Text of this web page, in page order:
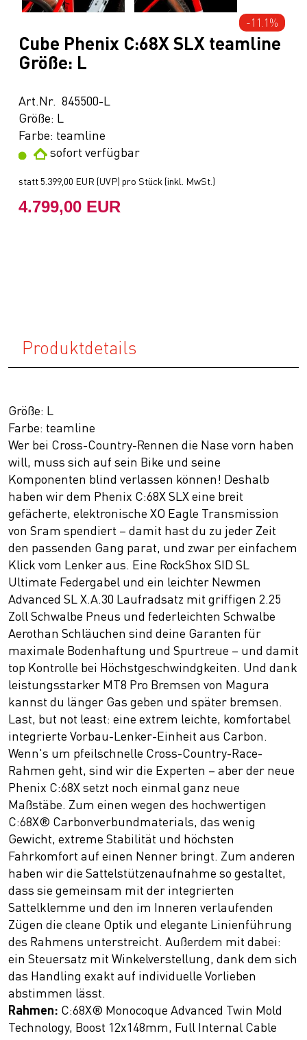
-11.1%
Cube Phenix C:68X SLX teamline
Größe: L
Art.Nr. 845500-L
Größe: L
Farbe: teamline
sofort verfügbar
statt5.399,00 EUR (UVP) pro Stück (inkl. MwSt.)
4.799,00 EUR
Produktdetails
Größe: L
Farbe: teamline
Wer bei Cross-Country-Rennen die Nase vorn haben
will, muss sich auf sein Bike und seine
Komponenten blind verlassen können! Deshalb
haben wir dem Phenix C:68X SLX eine breit
gefächerte, elektronische XO Eagle Transmission
von Sram spendiert – damit hast du zu jeder Zeit
den passenden Gang parat, und zwar per einfachem
Klick vom Lenker aus. Eine RockShox SID SL
Ultimate Federgabel und ein leichter Newmen
Advanced SL X.A.30 Laufradsatz mit griffigen 2.25
Zoll Schwalbe Pneus und federleichten Schwalbe
Aerothan Schläuchen sind deine Garanten für
maximale Bodenhaftung und Spurtreue – und damit
top Kontrolle bei Höchstgeschwindgkeiten. Und dank
leistungsstarker MT8 Pro Bremsen von Magura
kannst du länger Gas geben und später bremsen.
Last, but not least: eine extrem leichte, komfortabel
integrierte Vorbau-Lenker-Einheit aus Carbon.
Wenn's um pfeilschnelle Cross-Country-Race-
Rahmen geht, sind wir die Experten – aber der neue
Phenix C:68X setzt noch einmal ganz neue
Maßstäbe. Zum einen wegen des hochwertigen
C:68X® Carbonverbundmaterials, das wenig
Gewicht, extreme Stabilität und höchsten
Fahrkomfort auf einen Nenner bringt. Zum anderen
haben wir die Sattelstützenaufnahme so gestaltet,
dass sie gemeinsam mit der integrierten
Sattelklemme und den im Inneren verlaufenden
Zügen die cleane Optik und elegante Linienführung
des Rahmens unterstreicht. Außerdem mit dabei:
ein Steuersatz mit Winkelverstellung, dank dem sich
das Handling exakt auf individuelle Vorlieben
abstimmen lässt.
Rahmen: C:68X® Monocoque Advanced Twin Mold
Technology, Boost 12x148mm, Full Internal Cable